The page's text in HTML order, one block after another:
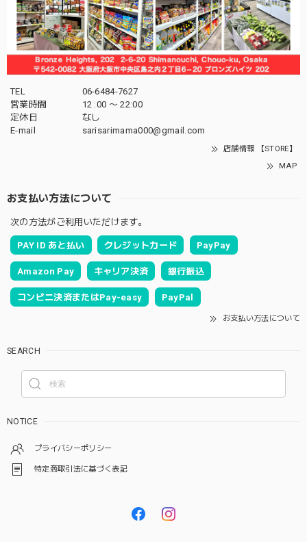
TEL
06-6484-7627
営業時間
12 :00 〜 22:00
定休日
なし
E-mail
sarisarimama000@gmail.com
店舗情報 【STORE】
MAP
お支払い方法について
次の方法がご利用いただけます。
PAY ID あと払い クレジットカード PayPay
Amazon Pay キャリア決済 銀行振込
コンビニ決済またはPay-easy PayPal
お支払い方法について
SEARCH
NOTICE
プライバシーポリシー
特定商取引法に基づく表記